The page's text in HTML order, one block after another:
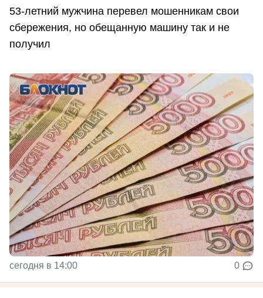
53-летний мужчина перевел мошенникам свои
сбережения, но обещанную машину так и не
получил
сегодня в 14:00 0